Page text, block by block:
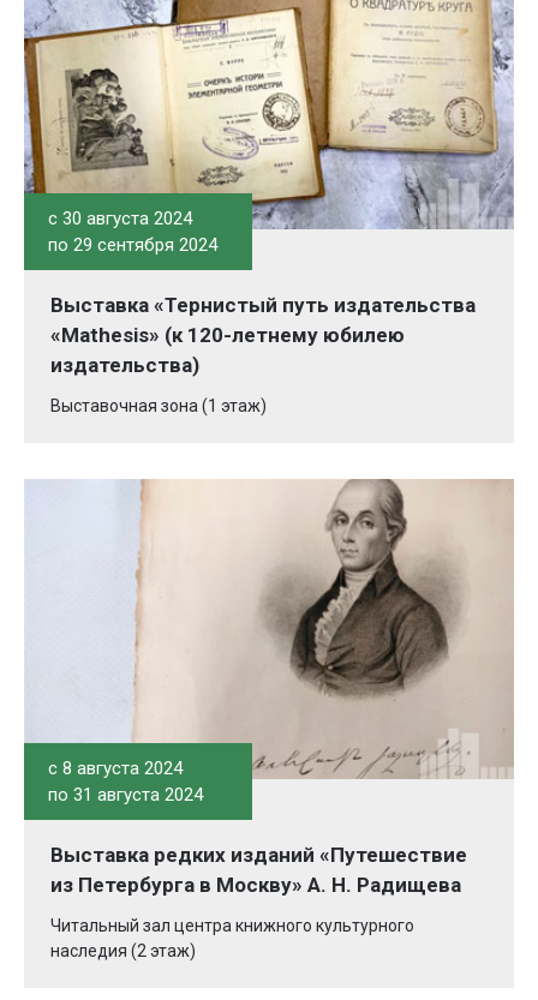
c 30 августа 2024
по 29 сентября 2024
Выставка «Тернистый путь издательства
«Mathesis» (к 120-летнему юбилею
издательства)
Выставочная зона (1 этаж)
c 8 августа 2024
по 31 августа 2024
Выставка редких изданий «Путешествие
из Петербурга в Москву» А. Н. Радищева
Читальный зал центра книжного культурного
наследия (2 этаж)